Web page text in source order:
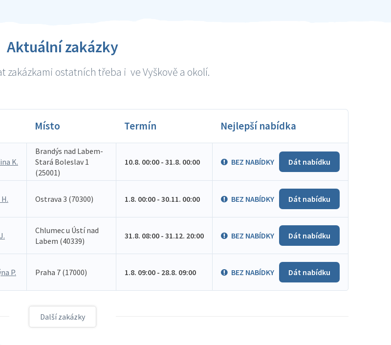
Aktuální zakázky
zakázkami ostatních třeba i ve Vyškově a okolí.
Místo Termín Nejlepší nabídka
K.
Brandýs nad Labem-
Stará Boleslav 1
(25001)
10.8. 00:00 - 31.8. 00:00 BEZ NABÍDKY Dát nabídku
Ostrava 3 (70300) 1.8. 00:00 - 30.11. 00:00 BEZ NABÍDKY Dát nabídku
Chlumec u Ústí nad
Labem (40339)
31.8. 08:00 - 31.12. 20:00 BEZ NABÍDKY Dát nabídku
P. Praha 7 (17000) 1.8. 09:00 - 28.8. 09:00 BEZ NABÍDKY Dát nabídku
Další zakázky